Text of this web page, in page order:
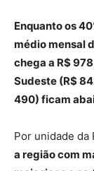
Enquanto os
médio mensal
chega a R$
Sudeste (R$
490) ficam
Por unidade da
a região com